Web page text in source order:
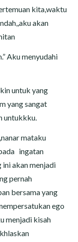
kita,waktu
akan
Aku menyudahi
untuk yang
yang sangat
untukkku.
mataku
ingatan
akan menjadi
pernah
bersama yang
ego
menjadi kisah